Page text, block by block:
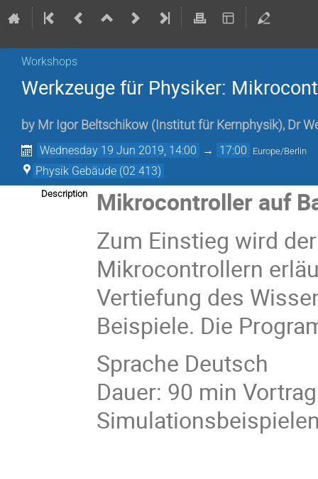
Workshops
Werkzeuge für Physiker:
by Mr Igor Beltschikow ( Institut für Kernphysik), Dr
Wednesday 19 Jun 2019, 14:00 → 17:00 Europe/Berlin
Physik Gebäude (02 413)
Description
Mikrocontroller auf
Zum Einstieg wird
Mikrocontrollern
Vertiefung des
Beispiele. Die
Sprache Deutsch
Dauer: 90 min